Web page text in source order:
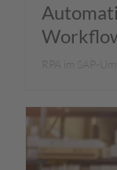
RPA im SAP-